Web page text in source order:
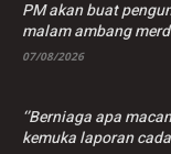
PM akan buat
malam ambang
07/08/2026
‘’Berniaga apa
kemuka laporan